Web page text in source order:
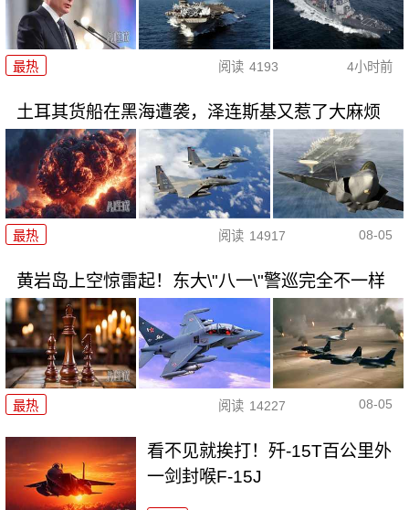
最热 阅读 4193 4小时前
土耳其货船在黑海遭袭，泽连斯基又惹了大麻烦
最热 阅读 14917 08-05
黄岩岛上空惊雷起！东大\"八一\"警巡完全不一样
最热 阅读 14227 08-05
看不见就挨打！歼-15T百公里外
一剑封喉F-15J